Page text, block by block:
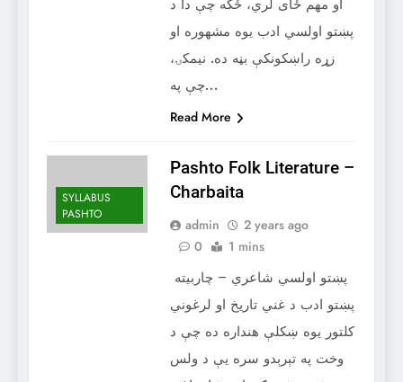
او مهم ځای لري، ځکه چې دا د
پښتو اولسي ادب يوه مشهوره او
زړه راښکونکې بڼه ده. نيمکۍ،
چې په…
Read More
SYLLABUS
PASHTO
Pashto Folk Literature –
Charbaita
admin
2 years ago
0
1 mins
پښتو اولسي شاعري – چاربيته
پښتو ادب د غني تاريخ او لرغوني
کلتور يوه ښکلې هنداره ده چې د
وخت په تېرېدو سره يې د ولس